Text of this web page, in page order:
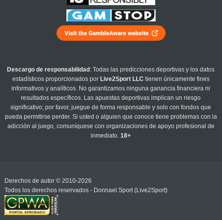
Descargo de responsabilidad : Todas las predicciones deportivas y los datos
estadísticos proporcionados por Live2Sport LLC tienen únicamente fines
informativos y analíticos. No garantizamos ninguna ganancia financiera ni
resultados específicos. Las apuestas deportivas implican un riesgo
significativo; por favor, juegue de forma responsable y solo con fondos que
pueda permitirse perder. Si usted o alguien que conoce tiene problemas con la
adicción al juego, comuníquese con organizaciones de apoyo profesional de
inmediato.18+
Derechos de autor © 2010-2026
Todos los derechos reservados - Donnael Sport (Live2Sport)